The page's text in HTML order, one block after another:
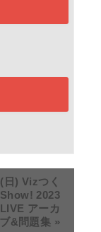
日) Vizつく
2023
アーカ
&問題集 »